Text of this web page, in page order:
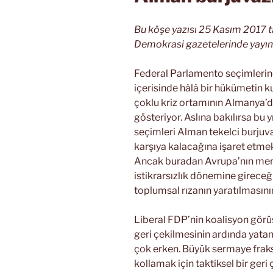
Bu köşe yazısı 25 Kasım
Demokrasi gazetelerinde
Federal Parlamento
içerisinde hâlâ bir hükümetin
çoklu kriz ortamının
gösteriyor. Aslına bakılırsa bu
seçimleri Alman tekelci
karşıya kalacağına işaret
Ancak buradan Avrupa’nın
istikrarsızlık dönemine
toplumsal rızanın
Liberal FDP’nin koalisyon
geri çekilmesinin ardında
çok erken. Büyük sermaye
kollamak için taktiksel bir geri